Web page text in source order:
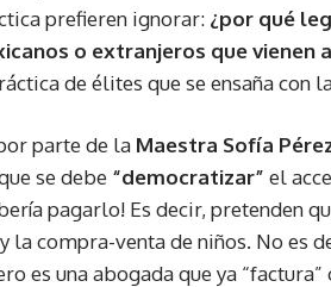
prefieren ignorar: ¿por qué
o extranjeros que vienen
de élites que se ensaña con
parte de la Maestra Sofía
se debe “democratizar” el
pagarlo! Es decir, pretenden
la compra-venta de niños. No es
es una abogada que ya